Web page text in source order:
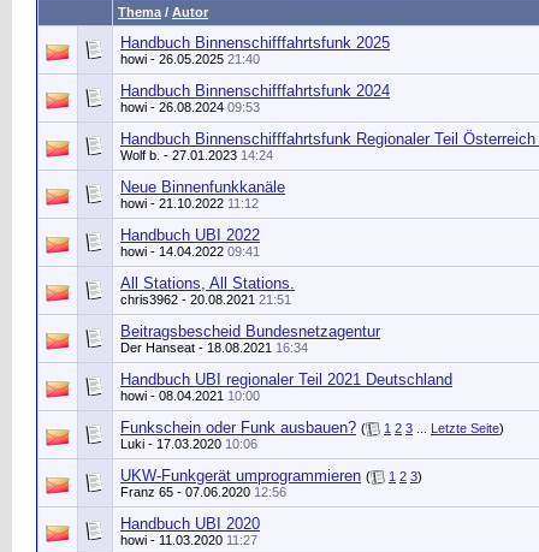
Thema / Autor
Handbuch Binnenschifffahrtsfunk 2025
howi - 26.05.2025 21:40
Handbuch Binnenschifffahrtsfunk 2024
howi - 26.08.2024 09:53
Handbuch Binnenschifffahrtsfunk Regionaler Teil
Wolf b. - 27.01.2023 14:24
Neue Binnenfunkkanäle
howi - 21.10.2022 11:12
Handbuch UBI 2022
howi - 14.04.2022 09:41
All Stations, All Stations.
chris3962 - 20.08.2021 21:51
Beitragsbescheid Bundesnetzagentur
Der Hanseat - 18.08.2021 16:34
Handbuch UBI regionaler Teil 2021 Deutschland
howi - 08.04.2021 10:00
Funkschein oder Funk ausbauen? ( 1 2 3 Letzte Seite)
Luki - 17.03.2020 10:06
UKW-Funkgerät umprogrammieren ( 1 2 3)
Franz 65 - 07.06.2020 12:56
Handbuch UBI 2020
howi - 11.03.2020 11:27